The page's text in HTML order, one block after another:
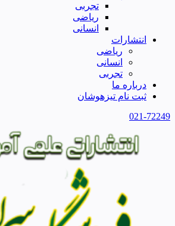
تجربی
ریاضی
انسانی
انتشارات
ریاضی
انسانی
تجربی
درباره ما
ثبت نام تیزهوشان
021-72249